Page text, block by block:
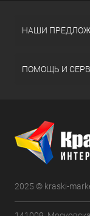
НАШИ
ПОМОЩЬ И
2025 © kraski-